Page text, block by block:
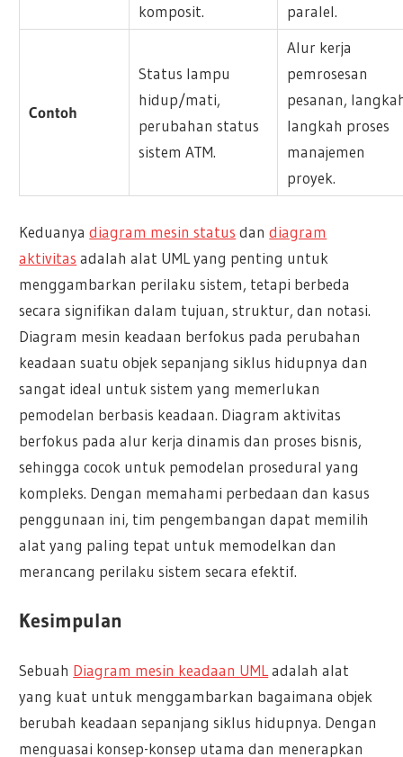
komposit.
paralel.
Contoh
Status lampu
hidup/mati,
perubahan status
sistem ATM.
Alur kerja
pemrosesan
pesanan,
langkah proses
manajemen
proyek.
Keduanyadiagram mesin status dandiagram
aktivitas adalah alat UML yang penting untuk
menggambarkan perilaku sistem, tetapi berbeda
secara signifikan dalam tujuan, struktur, dan notasi.
Diagram mesin keadaan berfokus pada perubahan
keadaan suatu objek sepanjang siklus hidupnya dan
sangat ideal untuk sistem yang memerlukan
pemodelan berbasis keadaan. Diagram aktivitas
berfokus pada alur kerja dinamis dan proses bisnis,
sehingga cocok untuk pemodelan prosedural yang
kompleks. Dengan memahami perbedaan dan kasus
penggunaan ini, tim pengembangan dapat memilih
alat yang paling tepat untuk memodelkan dan
merancang perilaku sistem secara efektif.
Kesimpulan
Sebuah Diagram mesin keadaan UMLadalah alat
yang kuat untuk menggambarkan bagaimana objek
berubah keadaan sepanjang siklus hidupnya. Dengan
menguasai konsep-konsep utama dan menerapkan